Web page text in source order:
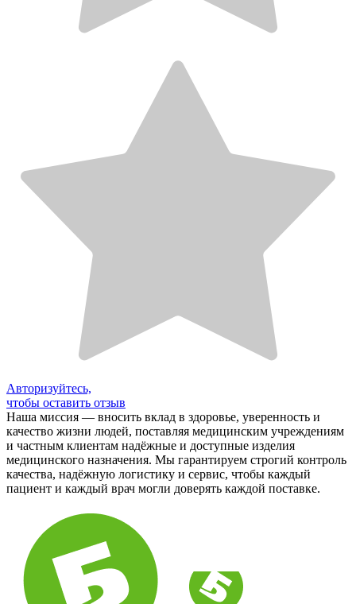
Авторизуйтесь,
чтобы оставить отзыв
Наша миссия — вносить вклад в здоровье, уверенность и
качество жизни людей, поставляя медицинским учреждениям
и частным клиентам надёжные и доступные изделия
медицинского назначения. Мы гарантируем строгий контроль
качества, надёжную логистику и сервис, чтобы каждый
пациент и каждый врач могли доверять каждой поставке.